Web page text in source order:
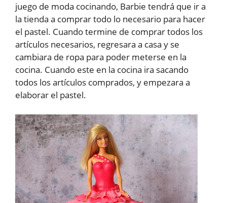
juego de moda cocinando, Barbie tendrá que ir a
la tienda a comprar todo lo necesario para hacer
el pastel. Cuando termine de comprar todos los
artículos necesarios, regresara a casa y se
cambiara de ropa para poder meterse en la
cocina. Cuando este en la cocina ira sacando
todos los artículos comprados, y empezara a
elaborar el pastel.